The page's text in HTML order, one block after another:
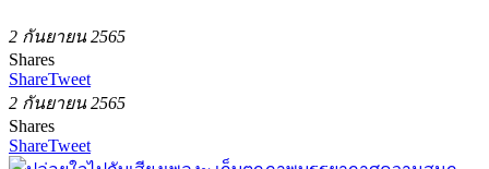
2 กันยายน 2565
Shares
ShareTweet
2 กันยายน 2565
Shares
ShareTweet